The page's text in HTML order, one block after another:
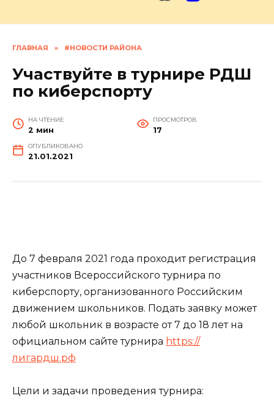
ГЛАВНАЯ » #НОВОСТИ РАЙОНА
Участвуйте в турнире РДШ
по киберспорту
НА ЧТЕНИЕ
2 мин
ПРОСМОТРОВ
17
ОПУБЛИКОВАНО
21.01.2021
До 7 февраля 2021 года проходит регистрация
участников Всероссийского турнира по
киберспорту, организованного Российским
движением школьников. Подать заявку может
любой школьник в возрасте от 7 до 18 лет на
официальном сайте турнира https://
лигардш.рф
Цели и задачи проведения турнира: